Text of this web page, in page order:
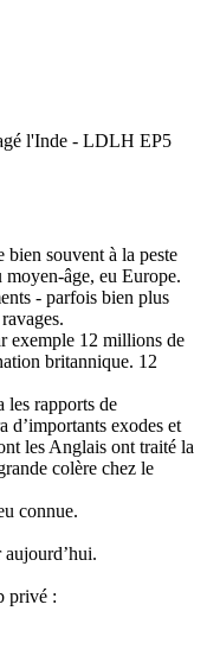
l'Inde - LDLH EP5
bien souvent à la peste
moyen-âge, eu Europe.
- parfois bien plus
exemple 12 millions de
britannique. 12
les rapports de
d’importants exodes et
les Anglais ont traité la
colère chez le
connue.
aujourd’hui.
privé :